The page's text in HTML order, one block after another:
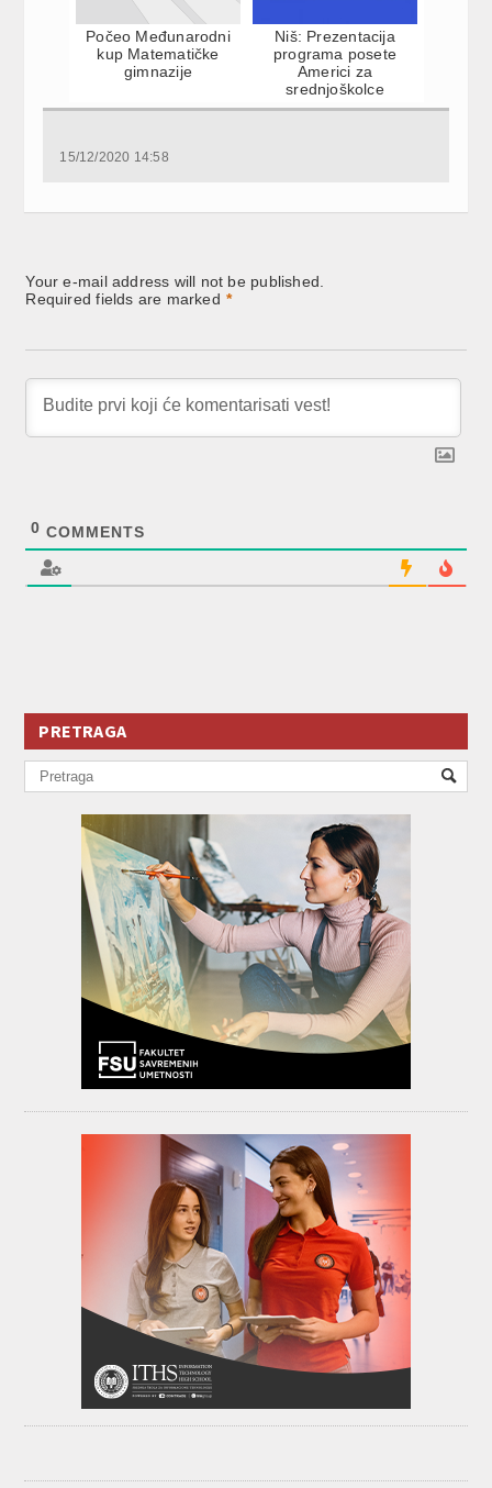
Počeo Međunarodni
kup Matematičke
gimnazije
Niš: Prezentacija
programa posete
Americi za
srednjoškolce
15/12/2020 14:58
Your e-mail address will not be published.
Required fields are marked *
0 COMMENTS
PRETRAGA